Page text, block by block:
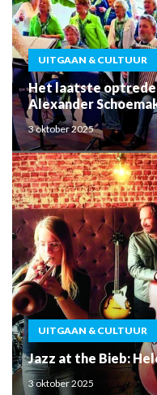
UITGAAN & CULTUUR
Het laatste
Alexander
3 oktober 2025
UITGAAN & CULTUUR
Jazz at the Bieb:
3 oktober 2025